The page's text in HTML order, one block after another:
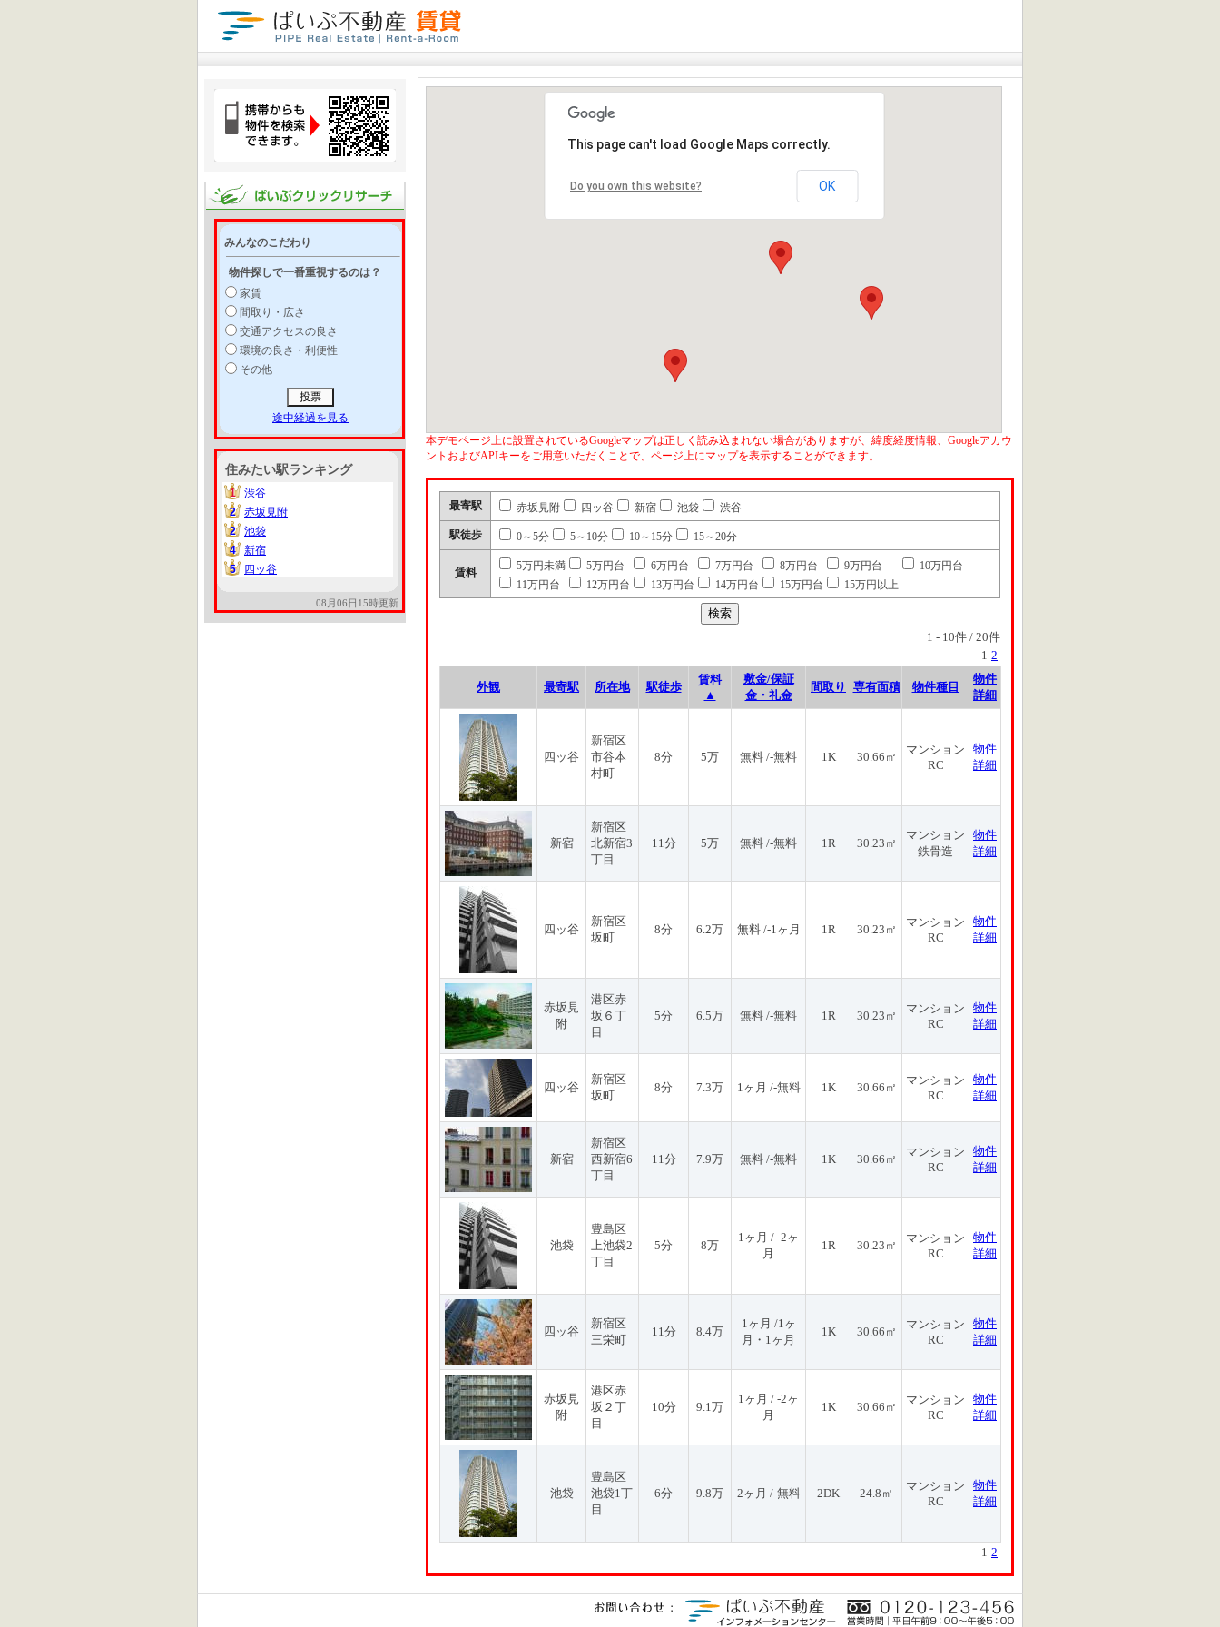
みんなのこだわり
物件探しで一番重視するのは？
家賃
間取り・広さ
交通アクセスの良さ
環境の良さ・利便性
その他
途中経過を見る
住みたい駅ランキング
1
1
渋谷
2
2
赤坂見附
2
2
池袋
4
4
新宿
5
5 四ッ谷
08月06日15時更新
This page can't load Google Maps correctly.
Do you own this website? OK
本デモページ上に設置されているGoogleマップは正しく読み込まれない場合がありますが、緯度経度情報、Googleアカウ
ントおよびAPIキーをご用意いただくことで、ページ上にマップを表示することができます。
最寄駅 赤坂見附 四ッ谷 新宿 池袋 渋谷
駅徒歩 0～5分 5～10分 10～15分 15～20分
賃料
5万円未満 5万円台 6万円台 7万円台 8万円台 9万円台
10万円台
11万円台
12万円台 13万円台 14万円台 15万円台 15万円以上
1 - 10件 / 20件
1 2
外観 最寄駅 所在地 駅徒歩
賃料
▲
敷金/保証
金・礼金
間取り 専有面積 物件種目
物件
詳細
四ッ谷
新宿区
市谷本
村町
8分 5万 無料 /-無料 1K 30.66㎡
マンション
RC
物件
詳細
新宿
新宿区
北新宿3
丁目
11分 5万 無料 /-無料 1R 30.23㎡
マンション
鉄骨造
物件
詳細
四ッ谷
新宿区
坂町
8分 6.2万 無料 /-1ヶ月 1R 30.23㎡
マンション
RC
物件
詳細
赤坂見
附
港区赤
坂６丁
目
5分 6.5万 無料 /-無料 1R 30.23㎡
マンション
RC
物件
詳細
四ッ谷
新宿区
坂町
8分 7.3万 1ヶ月 /-無料 1K 30.66㎡
マンション
RC
物件
詳細
新宿
新宿区
西新宿6
丁目
11分 7.9万 無料 /-無料 1K 30.66㎡
マンション
RC
物件
詳細
池袋
豊島区
上池袋2
丁目
5分 8万
1ヶ月 / -2ヶ
月
1R 30.23㎡
マンション
RC
物件
詳細
四ッ谷
新宿区
三栄町
11分 8.4万
1ヶ月 /1ヶ
月・1ヶ月
1K 30.66㎡
マンション
RC
物件
詳細
赤坂見
附
港区赤
坂２丁
目
10分 9.1万
1ヶ月 / -2ヶ
月
1K 30.66㎡
マンション
RC
物件
詳細
池袋
豊島区
池袋1丁
目
6分 9.8万 2ヶ月 /-無料 2DK 24.8㎡
マンション
RC
物件
詳細
1 2